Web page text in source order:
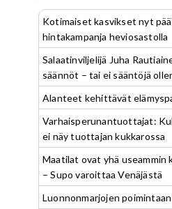
Kotimaiset kasvikset nyt
hintakampanja heviosastolla
Salaatinviljelijä Juha
säännöt – tai ei sääntöjä
Alanteet kehittävät
Varhaisperunantuottajat:
ei näy tuottajan kukkarossa
Maatilat ovat yhä useammin
– Supo varoittaa Venäjästä
Luonnonmarjojen